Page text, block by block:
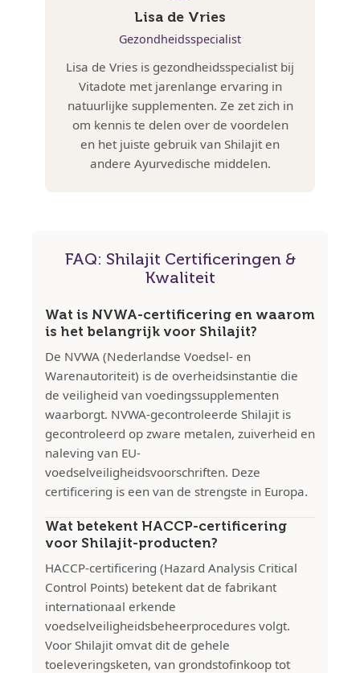
Lisa de Vries
Gezondheidsspecialist
Lisa de Vries is gezondheidsspecialist bij
Vitadote met jarenlange ervaring in
natuurlijke supplementen. Ze zet zich in
om kennis te delen over de voordelen
en het juiste gebruik van Shilajit en
andere Ayurvedische middelen.
FAQ: Shilajit Certificeringen &
Kwaliteit
Wat is NVWA-certificering en waarom
is het belangrijk voor Shilajit?
De NVWA (Nederlandse Voedsel- en
Warenautoriteit) is de overheidsinstantie die
de veiligheid van voedingssupplementen
waarborgt. NVWA-gecontroleerde Shilajit is
gecontroleerd op zware metalen, zuiverheid en
naleving van EU-
voedselveiligheidsvoorschriften. Deze
certificering is een van de strengste in Europa.
Wat betekent HACCP-certificering
voor Shilajit-producten?
HACCP-certificering (Hazard Analysis Critical
Control Points) betekent dat de fabrikant
internationaal erkende
voedselveiligheidsbeheerprocedures volgt.
Voor Shilajit omvat dit de gehele
toeleveringsketen, van grondstofinkoop tot